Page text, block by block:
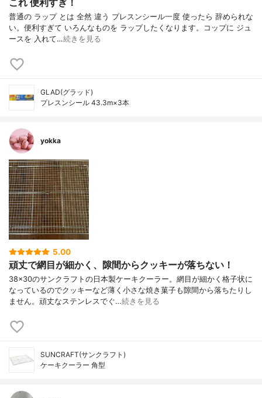
普通の ラップ とは 全然 違う プレスンシール一度 使ったら 辞められな
い。便利すぎて いろんなものを ラップしたくなります。コップに ジュ
ースを 入れて…続きを見る
GLAD(グラッド)
プレスンシール 43.3m×3本
yokka
5.00
頑丈で網目が細かく、隙間からクッキーが落ちない！
38×30のサンクラフトの日本製ケーキクーラー。網目が細かく格子状に
なっているのでクッキーなど薄く小さな焼き菓子も隙間から落ちたりし
ません。頑丈なステンレスでぐ…続きを見る
SUNCRAFT(サンクラフト)
ケーキクーラー 角型